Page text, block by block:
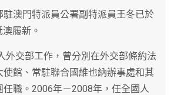
駐澳門特派員公署副特派員王冬已於
履新。
外交部工作，曾分別在外交部條約法
館、常駐聯合國維也納辦事處和其
職。2006年－2008年，任全國人